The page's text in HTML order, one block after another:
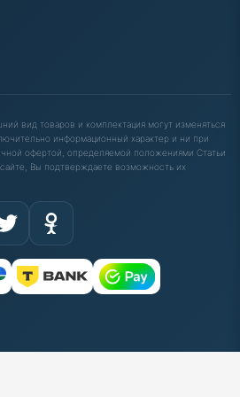
вид товаров и комплектация могут изменяться
информационный характер и ни при
офертой, определяемой положениями Статьи
Вы подтверждаете возможность их